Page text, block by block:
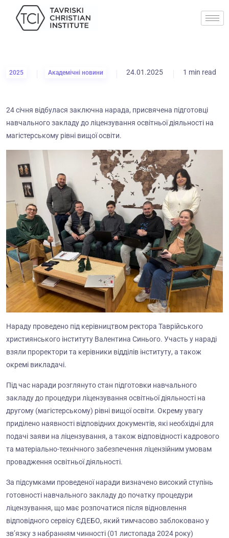
2025 Академічні новини 24.01.2025 1 min read
24 січня відбулася заключна нарада, присвячена підготовці
навчального закладу до ліцензування освітньої діяльності на
магістерському рівні вищої освіти.
Нараду проведено під керівництвом ректора Таврійського
християнського інституту Валентина Синього. Участь у нараді
взяли проректори та керівники відділів інституту, а також
окремі викладачі.
Під час наради розглянуто стан підготовки навчального
закладу до процедури ліцензування освітньої діяльності на
другому (магістерському) рівні вищої освіти. Окрему увагу
приділено наявності відповідних документів, які необхідні для
подачі заяви на ліцензування, а також відповідності кадрового
та матеріально-технічного забезпечення ліцензійним умовам
провадження освітньої діяльності.
За підсумками проведеної наради визначено високий ступінь
готовності навчального закладу до початку процедури
ліцензування, що має розпочатися після відновлення
відповідного сервісу ЄДЕБО, який тимчасово заблоковано у
зв’язку з набранням чинності (01 листопада 2024 року)